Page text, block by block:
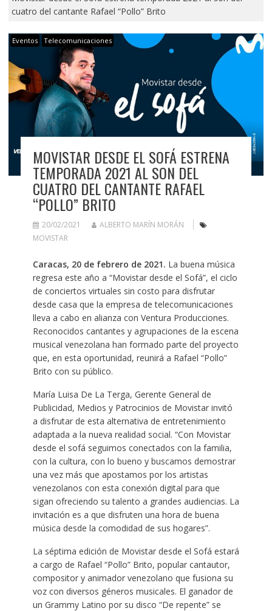
cuatro del cantante Rafael “Pollo” Brito
Eventos Telecomunicaciones
MOVISTAR DESDE EL SOFÁ ESTRENA
TEMPORADA 2021 AL SON DEL
CUATRO DEL CANTANTE RAFAEL
“POLLO” BRITO
20/02/2021
ALBERTO MARÍN MORÁN
MOVISTAR
Caracas, 20 de febrero de 2021. La buena música
regresa este año a “Movistar desde el Sofá”, el ciclo
de conciertos virtuales sin costo para disfrutar
desde casa que la empresa de telecomunicaciones
lleva a cabo en alianza con Ventura Producciones.
Reconocidos cantantes y agrupaciones de la escena
musical venezolana han formado parte del proyecto
que, en esta oportunidad, reunirá a Rafael “Pollo”
Brito con su público.
María Luisa De La Terga, Gerente General de
Publicidad, Medios y Patrocinios de Movistar invitó
a disfrutar de esta alternativa de entretenimiento
adaptada a la nueva realidad social. “Con Movistar
desde el sofá seguimos conectados con la familia,
con la cultura, con lo bueno y buscamos demostrar
una vez más que apostamos por los artistas
venezolanos con esta conexión digital para que
sigan ofreciendo su talento a grandes audiencias. La
invitación es a que disfruten una hora de buena
música desde la comodidad de sus hogares”.
La séptima edición de Movistar desde el Sofá estará
a cargo de Rafael “Pollo” Brito, popular cantautor,
compositor y animador venezolano que fusiona su
voz con diversos géneros musicales. El ganador de
un Grammy Latino por su disco “De repente” se